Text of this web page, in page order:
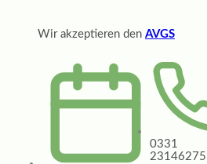
Wir akzeptieren den AVGS
0331
23146275